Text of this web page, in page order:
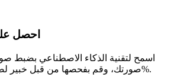
احصل
اسمح لتقنية الذكاء الاصطناعي بضبط
صورتك، وقم بفحصها من قبل خبير لضمان تطابقها بنسبة 100%.